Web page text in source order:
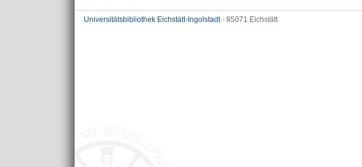
Universitätsbibliothek Eichstätt-Ingolstadt- 85071 Eichstätt